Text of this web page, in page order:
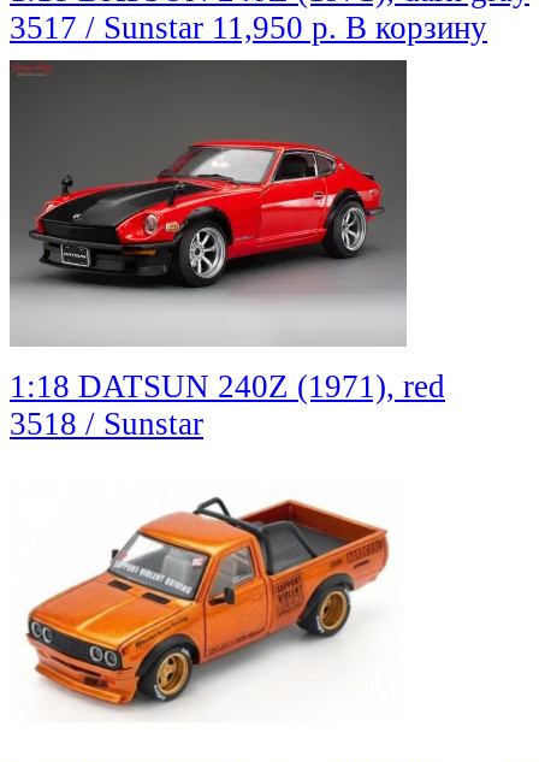
3517 / Sunstar 11,950 р. В корзину
1:18 DATSUN 240Z (1971), red
3518 / Sunstar